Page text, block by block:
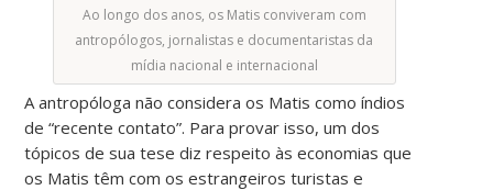
Ao longo dos anos, os Matis conviveram com
antropólogos, jornalistas e documentaristas da
mídia nacional e internacional
A antropóloga não considera os Matis como índios
de “recente contato”. Para provar isso, um dos
tópicos de sua tese diz respeito às economias que
os Matis têm com os estrangeiros turistas e